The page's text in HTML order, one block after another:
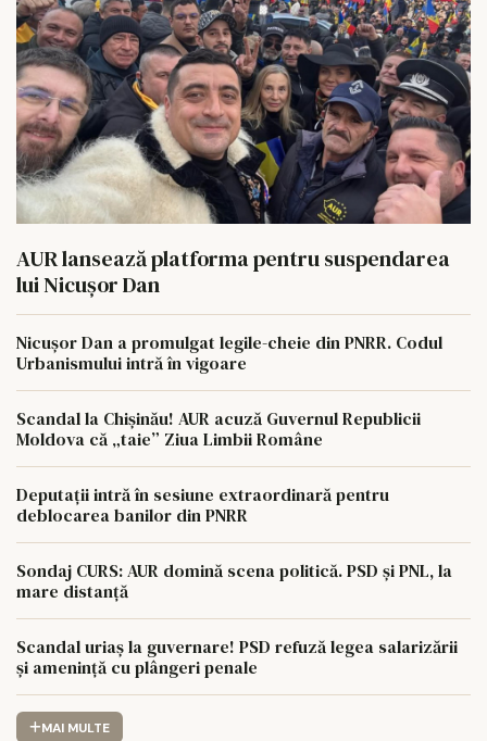
AUR lansează platforma pentru suspendarea
lui Nicușor Dan
Nicușor Dan a promulgat legile-cheie din PNRR. Codul
Urbanismului intră în vigoare
Scandal la Chișinău! AUR acuză Guvernul Republicii
Moldova că „taie” Ziua Limbii Române
Deputații intră în sesiune extraordinară pentru
deblocarea banilor din PNRR
Sondaj CURS: AUR domină scena politică. PSD și PNL, la
mare distanță
Scandal uriaș la guvernare! PSD refuză legea salarizării
și amenință cu plângeri penale
MAI MULTE